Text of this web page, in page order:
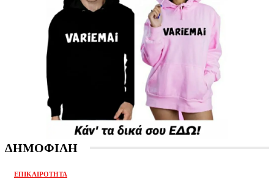
ΔΗΜΟΦΙΛΗ
ΕΠΙΚΑΙΡΌΤΗΤΑ